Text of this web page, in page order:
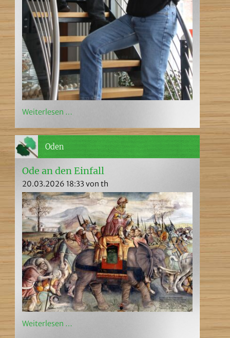
Weiterlesen …
Oden
Ode an den Einfall
20.03.2026 18:33von th
Weiterlesen …